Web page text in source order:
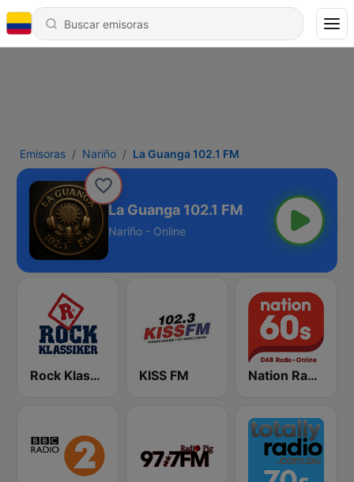
Emisoras Nariño La Guanga 102.1 FM
La Guanga 102.1 FM
Nariño - Online
Rock Klassiker KISS FM Nation Radio 60s